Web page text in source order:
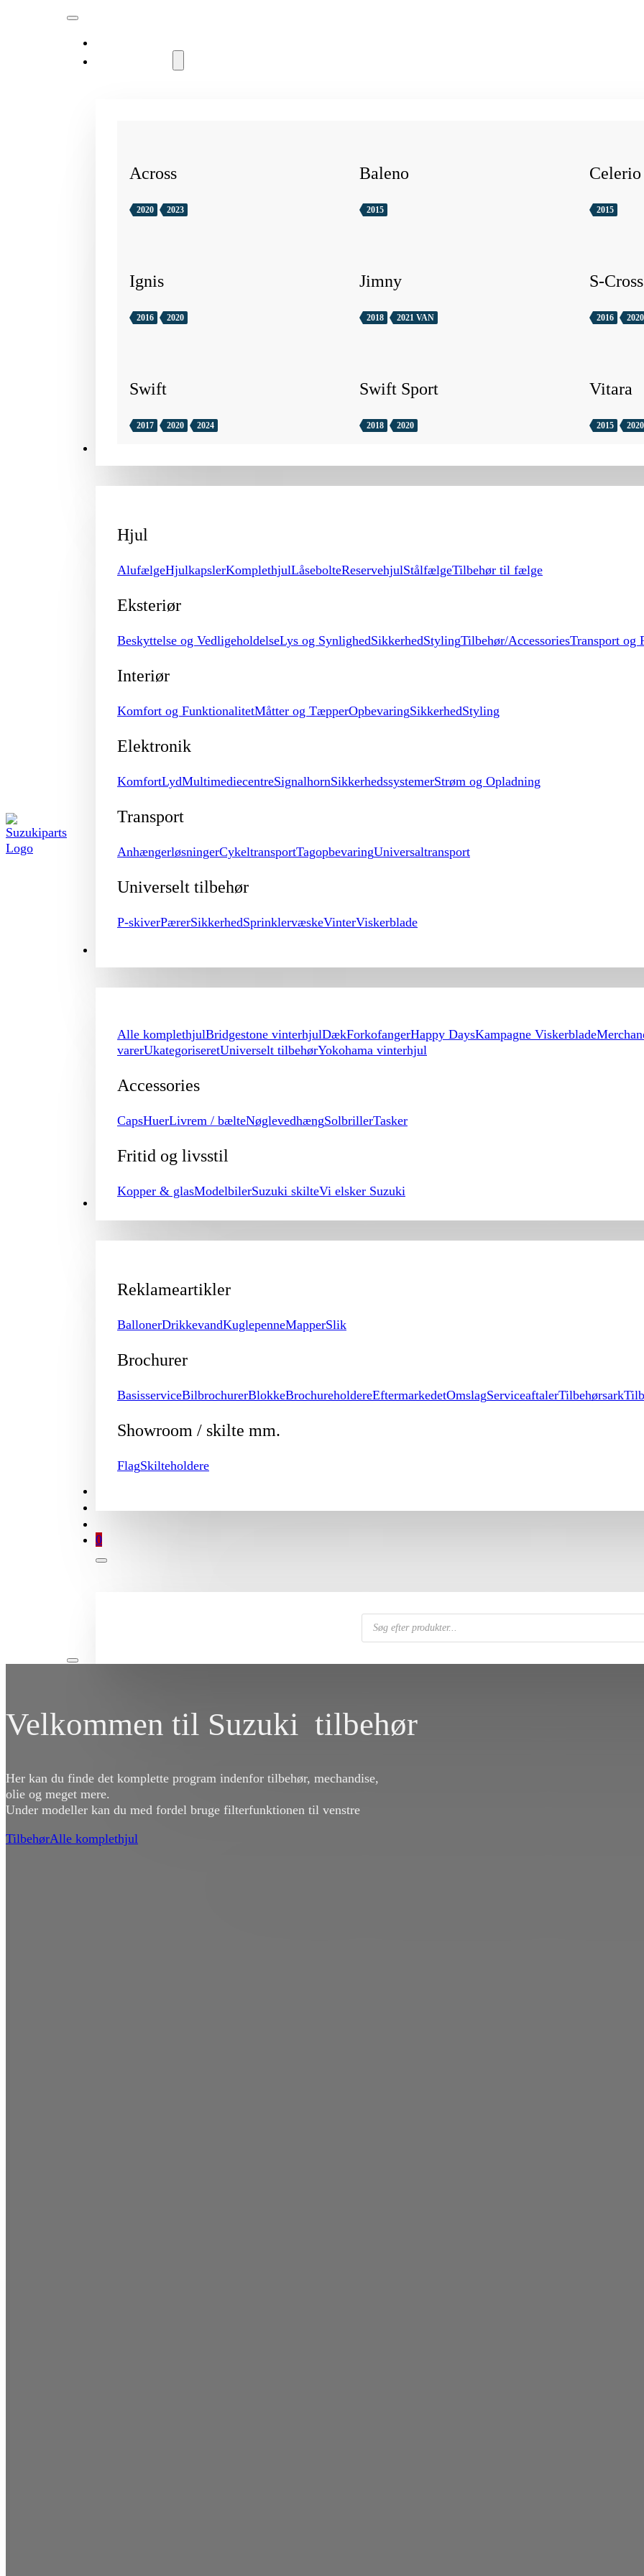
Across
2020 2023
Baleno
2015
Celerio
2015
Ignis
2016 2020
Jimny
2018 2021 VAN
S-Cross
2016 2020
Swift
2017 2020 2024
Swift Sport
2018 2020
Vitara
2015 2020
Hjul
AlufælgeHjulkapslerKomplethjulLåsebolteReservehjulStålfælgeTilbehør til fælge
Eksteriør
Beskyttelse og VedligeholdelseLys og SynlighedSikkerhedStylingTilbehør/AccessoriesTransport og
Interiør
Komfort og FunktionalitetMåtter og TæpperOpbevaringSikkerhedStyling
Elektronik
KomfortLydMultimediecentreSignalhornSikkerhedssystemerStrøm og Opladning
Transport
AnhængerløsningerCykeltransportTagopbevaringUniversaltransport
Universelt tilbehør
P-skiverPærerSikkerhedSprinklervæskeVinterViskerblade
Alle komplethjulBridgestone vinterhjulDækForkofangerHappy DaysKampagne Viskerblade
varerUkategoriseretUniverselt tilbehørYokohama vinterhjul
Accessories
CapsHuerLivrem / bælteNøglevedhængSolbrillerTasker
Fritid og livsstil
Kopper & glasModelbilerSuzuki skilteVi elsker Suzuki
PROMOTION
Reklameartikler
BallonerDrikkevandKuglepenneMapperSlik
Brochurer
BasisserviceBilbrochurerBlokkeBrochureholdereEftermarkedetOmslagServiceaftalerTilbehørsark
Showroom / skilte mm.
FlagSkilteholdere
0
Products
search
Velkommen til Suzuki tilbehør
Her kan du finde det komplette program indenfor tilbehør, mechandise,
olie og meget mere.
Under modeller kan du med fordel bruge filterfunktionen til venstre
TilbehørAlle komplethjul